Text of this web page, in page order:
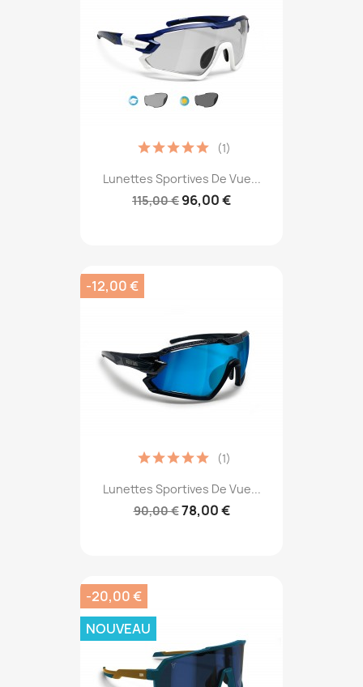
Lunettes Sportives De Vue...
115,00 € 96,00 €
(1)
Lunettes Sportives De Vue...
90,00 €78,00 €
(1)
-12,00 €
-20,00 €
NOUVEAU